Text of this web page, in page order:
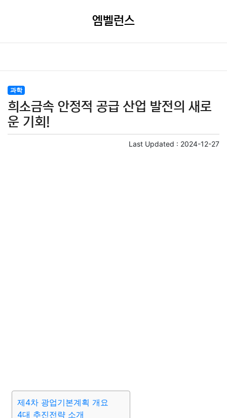
엠벨런스
과학
희소금속 안정적 공급 산업 발전의 새로
운 기회!
Last Updated : 2024-12-27
제4차 광업기본계획 개요
4대 추진전략 소개